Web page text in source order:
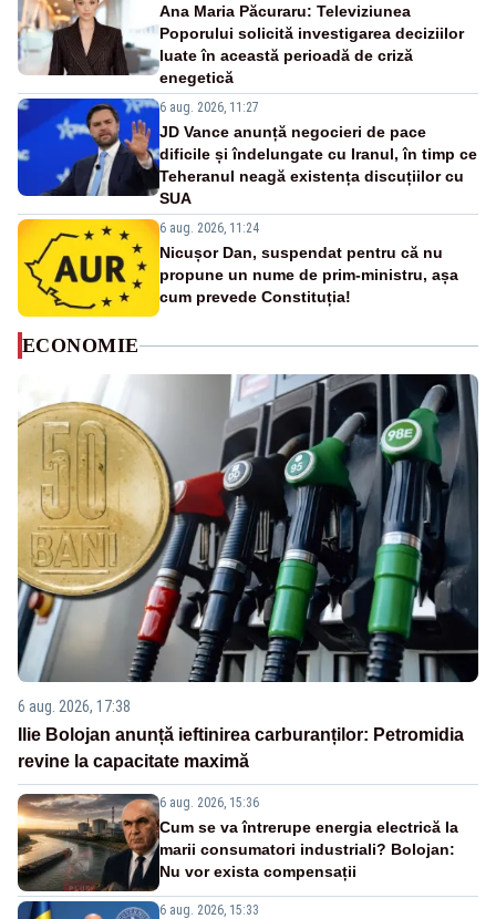
Ana Maria Păcuraru: Televiziunea
Poporului solicită investigarea deciziilor
luate în această perioadă de criză
enegetică
6 aug. 2026, 11:27
JD Vance anunță negocieri de pace
dificile și îndelungate cu Iranul, în timp ce
Teheranul neagă existența discuțiilor cu
SUA
6 aug. 2026, 11:24
Nicușor Dan, suspendat pentru că nu
propune un nume de prim-ministru, așa
cum prevede Constituția!
ECONOMIE
6 aug. 2026, 17:38
Ilie Bolojan anunță ieftinirea carburanților: Petromidia
revine la capacitate maximă
6 aug. 2026, 15:36
Cum se va întrerupe energia electrică la
marii consumatori industriali? Bolojan:
Nu vor exista compensații
6 aug. 2026, 15:33